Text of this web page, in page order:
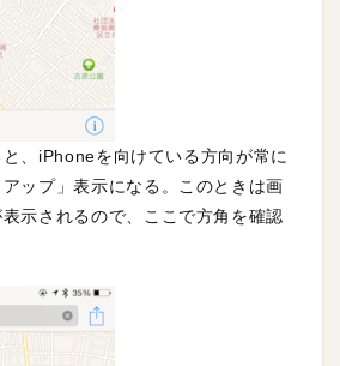
、iPhoneを向けている方向が常に
ップ」表示になる。このときは画
示されるので、ここで方角を確認